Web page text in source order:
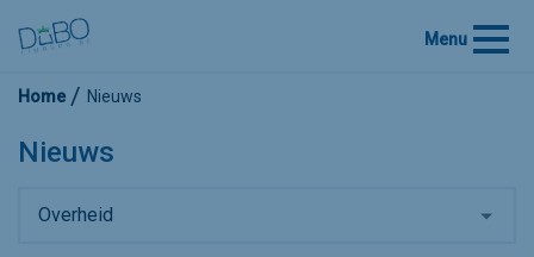
Menu
Home Nieuws
Nieuws
Overheid